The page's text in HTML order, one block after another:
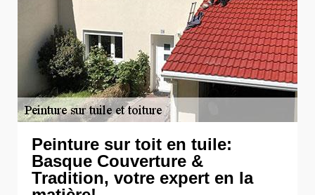
Peinture sur toit en tuile:
Basque Couverture &
Tradition, votre expert en la